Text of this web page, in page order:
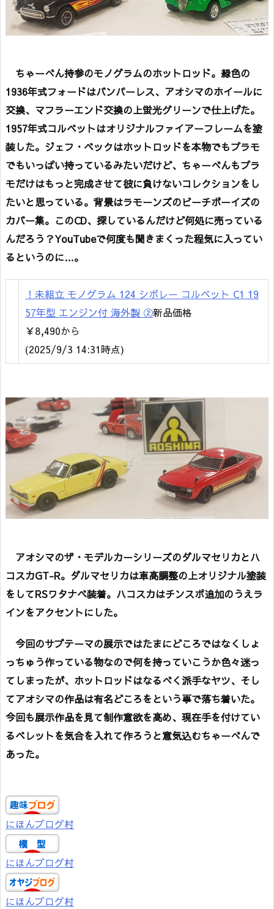
ちゃーべん持参のモノグラムのホットロッド。緑色の
1936年式フォードはバンパーレス、アオシマのホイールに
交換、マフラーエンド交換の上蛍光グリーンで仕上げた。
1957年式コルベットはオリジナルファイアーフレームを塗
装した。ジェフ・ベックはホットロッドを本物でもプラモ
でもいっぱい持っているみたいだけど、ちゃーべんもプラ
モだけはもっと完成させて彼に負けないコレクションをし
たいと思っている。背景はラモーンズのビーチボーイズの
カバー集。このCD、探しているんだけど何処に売っている
んだろう？YouTubeで何度も聞きまくった程気に入ってい
るというのに…。
！未組立 モノグラム 124 シボレー コルベット C1 19
57年型 エンジン付 海外製 ②新品価格
￥8,490から
(2025/9/3 14:31時点)
アオシマのザ・モデルカーシリーズのダルマセリカとハ
コスカGT-R。ダルマセリカは車高調整の上オリジナル塗装
をしてRSワタナベ装着。ハコスカはチンスポ追加のうえラ
インをアクセントにした。
今回のサブテーマの展示ではたまにどころではなくしょ
っちゅう作っている物なので何を持っていこうか色々迷っ
てしまったが、ホットロッドはなるべく派手なヤツ、そし
てアオシマの作品は有名どころをという事で落ち着いた。
今回も展示作品を見て制作意欲を高め、現在手を付けてい
るベレットを気合を入れて作ろうと意気込むちゃーべんで
あった。
にほんブログ村
にほんブログ村
にほんブログ村